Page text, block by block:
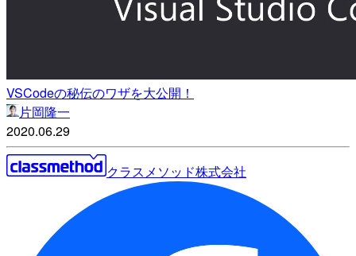
VSCodeの秘伝のワザを大公開！
片岡隆一
2020.06.29
クラスメソッド株式会社